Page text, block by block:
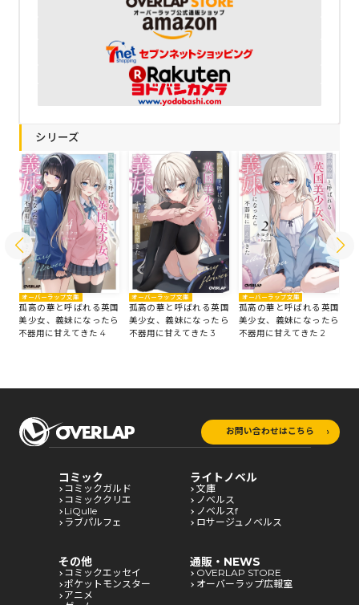
シリーズ
オーバーラップ文庫
孤高の華と呼ばれる英国
美少女、義妹になったら
不器用に甘えてきた 4
オーバーラップ文庫
孤高の華と呼ばれる英国
美少女、義妹になったら
不器用に甘えてきた 3
オーバーラップ文庫
孤高の華と呼ばれる英国
美少女、義妹になったら
不器用に甘えてきた 2
お問い合わせはこちら
コミック
コミックガルド
コミッククリエ
LiQulle
ラブパルフェ
ライトノベル
文庫
ノベルス
ノベルスf
ロサージュノベルス
その他
コミックエッセイ
ポケットモンスター
アニメ
通販・NEWS
OVERLAP STORE
オーバーラップ広報室